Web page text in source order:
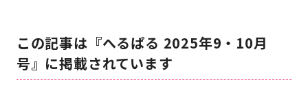
この記事は『へるぱる 2025年9・10月
号』に掲載されています